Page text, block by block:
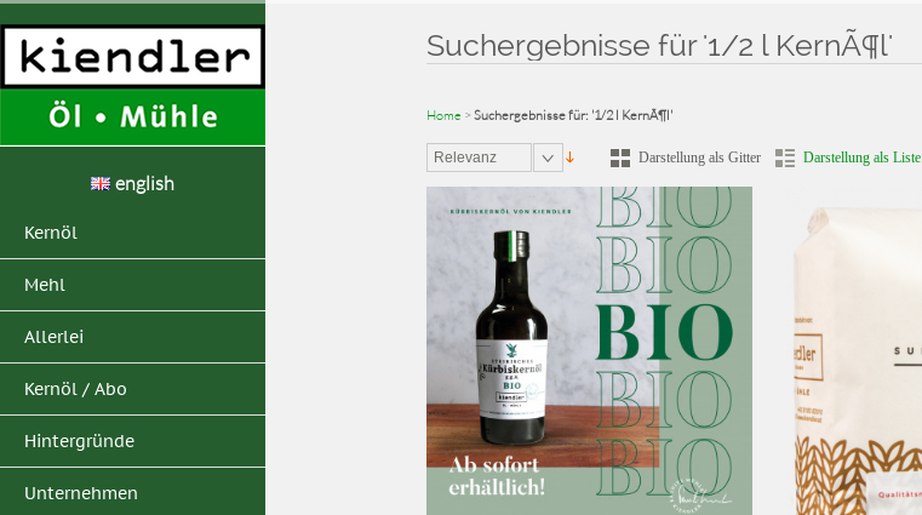
english
Kernöl
Mehl
Allerlei
Kernöl / Abo
Hintergründe
Unternehmen
Suchergebnisse für '1/2 l KernÃ¶l'
Home > Suchergebnisse für: '1/2 l KernÃ¶l'
Relevanz Darstellung als Gitter Darstellung als Liste